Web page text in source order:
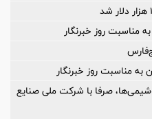
مناسبت روز خبرنگار
مناسبت روز خبرنگار
صرفا با شرکت ملی صنایع